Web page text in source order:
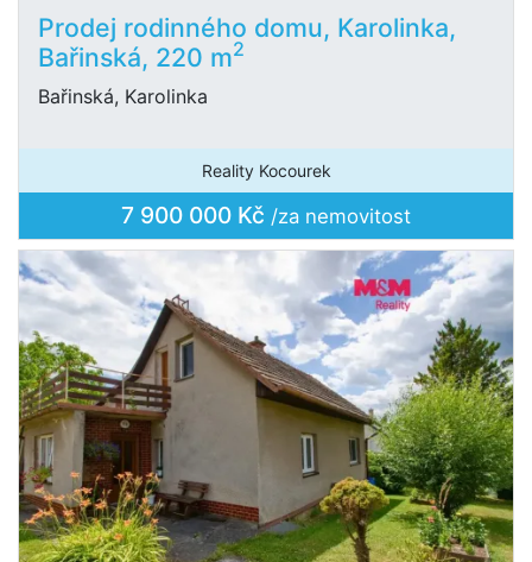
Prodej rodinného domu, Karolinka,
Bařinská, 220 m2
Bařinská, Karolinka
Reality Kocourek
7 900 000 Kč /za nemovitost